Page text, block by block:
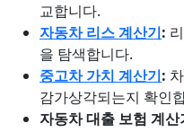
교합니다.
자동차 리스 계산기:
을 탐색합니다.
중고차 가치 계산기:
감가상각되는지 확인
자동차 대출 보험 계산